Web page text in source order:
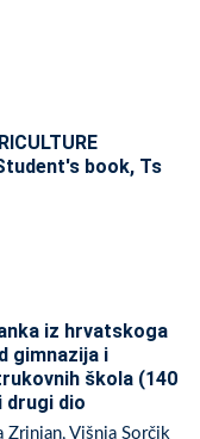
book, Ts
iz hrvatskoga
gimnazija i
škola (140
drugi dio
Zrinjan, Višnja Sorčik